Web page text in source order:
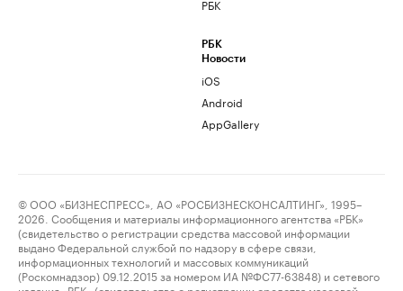
РБК
РБК
Новости
iOS
Android
AppGallery
© ООО «БИЗНЕСПРЕСС», АО «РОСБИЗНЕСКОНСАЛТИНГ», 1995–
2026. Сообщения и материалы информационного агентства «РБК»
(свидетельство о регистрации средства массовой информации
выдано Федеральной службой по надзору в сфере связи,
информационных технологий и массовых коммуникаций
(Роскомнадзор) 09.12.2015 за номером ИА №ФС77-63848) и сетевого